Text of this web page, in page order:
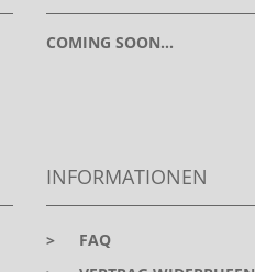
COMING SOON...
INFORMATIONEN
>
FAQ